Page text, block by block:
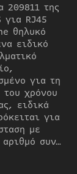
209811 της
για RJ45
θηλυκό
ειδικό
για τη
του χρόνου
ειδικά
για
με
συν…